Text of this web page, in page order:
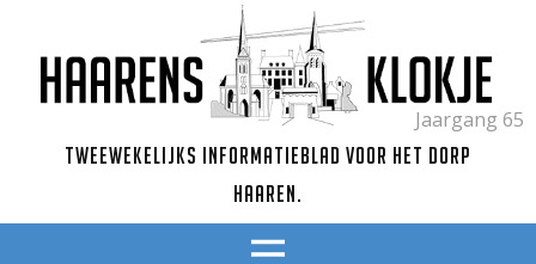
Jaargang 65
Tweewekelijks informatieblad voor het dorp
Haaren.